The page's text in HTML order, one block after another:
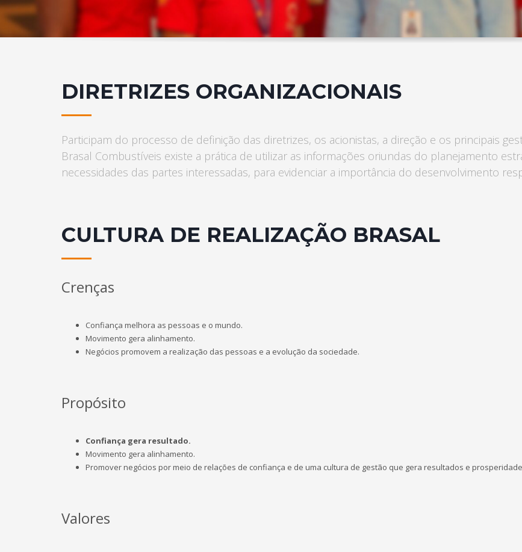
Fone: (62) 3488-1181 – 3488-1223
Unaí (MG)
QNN 30 Área Especial F
Fone: (61) 3035-6666
DIRETRIZES ORGANIZACIONAIS
Participam do processo de definição das diretrizes, os acionistas, a direção e os principais
Brasal Combustíveis existe a prática de utilizar as informações oriundas do planejamento
necessidades das partes interessadas, para evidenciar a importância do desenvolvimento
CULTURA DE REALIZAÇÃO BRASAL
Crenças
Confiança melhora as pessoas e o mundo.
Movimento gera alinhamento.
Negócios promovem a realização das pessoas e a evolução da sociedade.
Propósito
Confiança gera resultado.
Movimento gera alinhamento.
Promover negócios por meio de relações de confiança e de uma cultura de gestão que gera resultados e
Valores